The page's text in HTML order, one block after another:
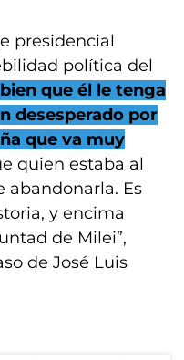
presidencial
política del
que él le tenga
desesperado por
que va muy
quien estaba al
abandonarla. Es
y encima
de Milei”,
de José Luis